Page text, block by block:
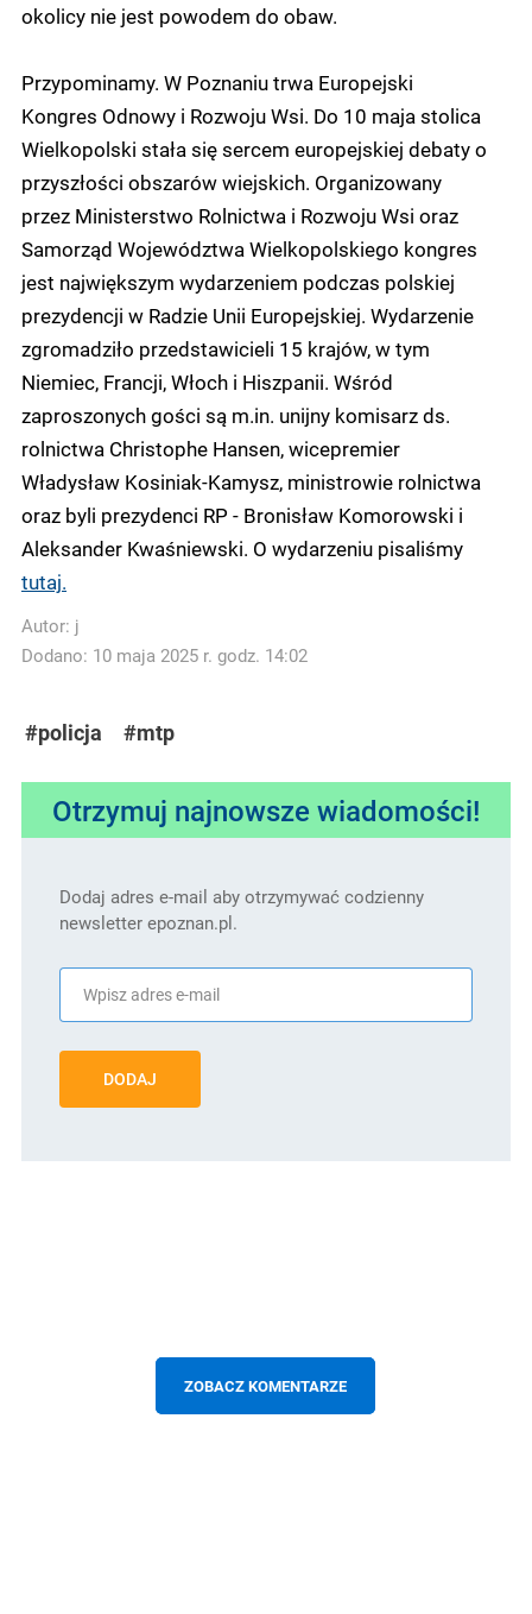
okolicy nie jest powodem do obaw.
Przypominamy. W Poznaniu trwa Europejski
Kongres Odnowy i Rozwoju Wsi. Do 10 maja stolica
Wielkopolski stała się sercem europejskiej debaty o
przyszłości obszarów wiejskich. Organizowany
przez Ministerstwo Rolnictwa i Rozwoju Wsi oraz
Samorząd Województwa Wielkopolskiego kongres
jest największym wydarzeniem podczas polskiej
prezydencji w Radzie Unii Europejskiej. Wydarzenie
zgromadziło przedstawicieli 15 krajów, w tym
Niemiec, Francji, Włoch i Hiszpanii. Wśród
zaproszonych gości są m.in. unijny komisarz ds.
rolnictwa Christophe Hansen, wicepremier
Władysław Kosiniak-Kamysz, ministrowie rolnictwa
oraz byli prezydenci RP - Bronisław Komorowski i
Aleksander Kwaśniewski. O wydarzeniu pisaliśmy
tutaj.
Autor: j
Dodano: 10 maja 2025 r. godz. 14:02
#policja #mtp
Otrzymuj najnowsze wiadomości!
Dodaj adres e-mail aby otrzymywać codzienny
newsletter epoznan.pl.
DODAJ
ZOBACZ KOMENTARZE